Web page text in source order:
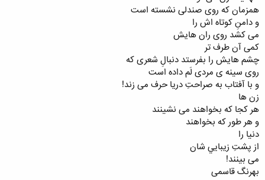
همزمان كه روی صندلی نشسته است
و دامنِ كوتاه اش را
می كشد روی ران هايش
كمی آن طرف تر
چشم هايش را بفرستد دنبالِ شعری كه
روی سينه ی مردی لَم داده است
و با آفتاب به صراحتِ دريا حرف می زند!
زن ها
هر كجا كه بخواهند می نشينند
و هر طور كه بخواهند
دنيا را
از پشتِ زيبايي شان
می بينند!
بهرنگ قاسمی